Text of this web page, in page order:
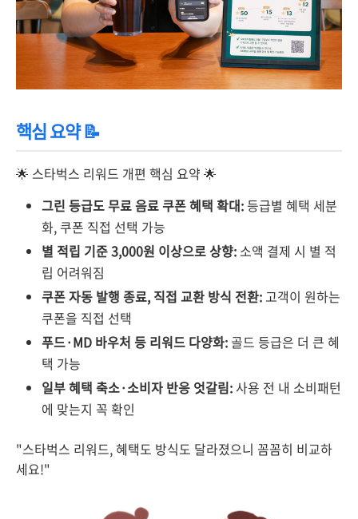
핵심 요약 📝
🌟 스타벅스 리워드 개편 핵심 요약 🌟
그린 등급도 무료 음료 쿠폰 혜택 확대:등급별 혜택 세분
화, 쿠폰 직접 선택 가능
별 적립 기준 3,000원 이상으로 상향:소액 결제 시 별 적
립 어려워짐
쿠폰 자동 발행 종료, 직접 교환 방식 전환: 고객이 원하는
쿠폰을 직접 선택
푸드·MD 바우처 등 리워드 다양화: 골드 등급은 더 큰 혜
택 가능
일부 혜택 축소·소비자 반응 엇갈림:사용 전 내 소비패턴
에 맞는지 꼭 확인
"스타벅스 리워드, 혜택도 방식도 달라졌으니 꼼꼼히 비교하
세요!"